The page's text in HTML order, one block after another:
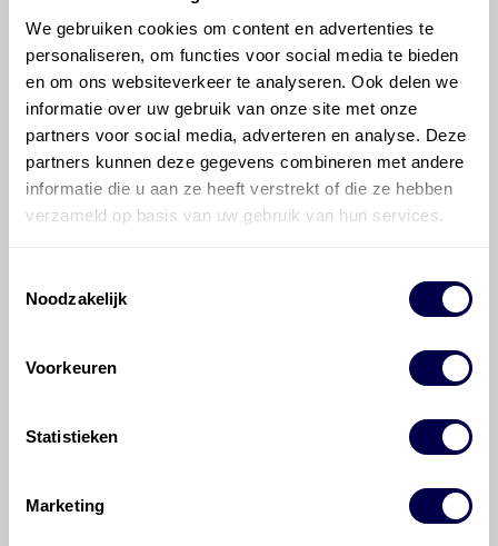
We gebruiken cookies om content en advertenties te
personaliseren, om functies voor social media te bieden
en om ons websiteverkeer te analyseren. Ook delen we
informatie over uw gebruik van onze site met onze
partners voor social media, adverteren en analyse. Deze
partners kunnen deze gegevens combineren met andere
informatie die u aan ze heeft verstrekt of die ze hebben
verzameld op basis van uw gebruik van hun services.
Noodzakelijk
Voorkeuren
Statistieken
Marketing
Inhoud 0,5 liter
+ dubbele range Inhoud 1,5 liter
700 ATF 3353
Veelgestelde vragen over
de Mercedes-Benz GLS-
voor de Mercedes-Benz GLS-klasse GLS